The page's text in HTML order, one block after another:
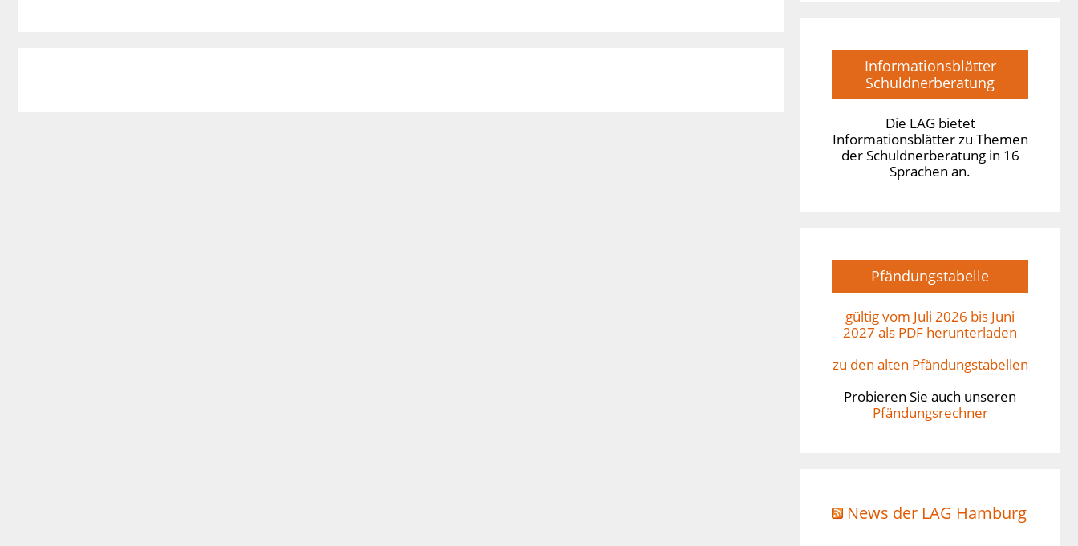
Informationsblätter
Schuldnerberatung
Die LAG bietet
Informationsblätter zu Themen
der Schuldnerberatung in 16
Sprachen an.
Pfändungstabelle
gültig vom Juli 2026 bis Juni
2027 als PDF herunterladen
zu den alten Pfändungstabellen
Probieren Sie auch unseren
Pfändungsrechner
News der LAG Hamburg